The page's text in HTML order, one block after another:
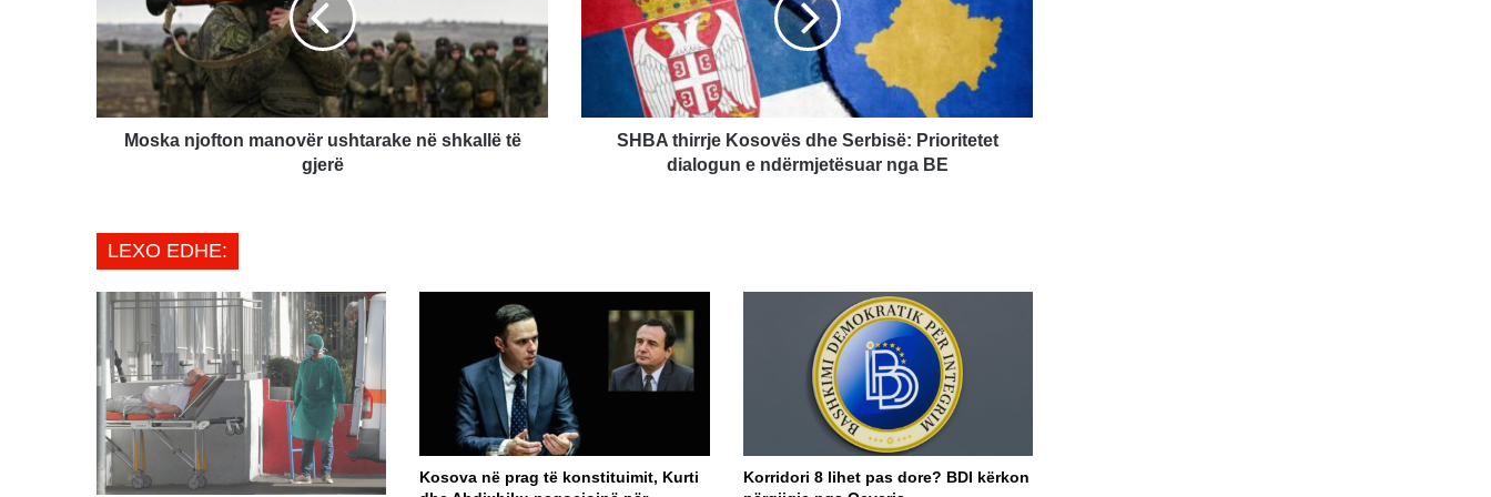
në
shkallë
të
gjerë
Moska njofton manovër ushtarake në shkallë të
gjerë
Serbisë:
Prioritetet
dialogun
ndërmjetësuar
SHBA thirrje Kosovës dhe Serbisë: Prioritetet
dialogun e ndërmjetësuar nga BE
LEXO EDHE:
Kosova në prag të konstituimit, Kurti
Korridori 8 lihet pas dore? BDI kërkon